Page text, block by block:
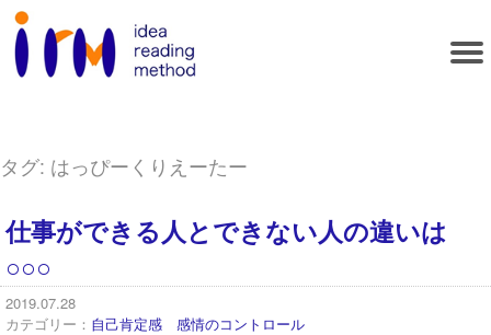
タグ: はっぴーくりえーたー
仕事ができる人とできない人の違いは
○○○
2019.07.28
カテゴリー： 自己肯定感 感情のコントロール